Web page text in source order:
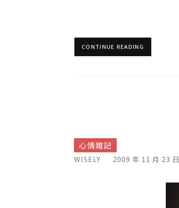
CONTINUE READING
心情雜記
WISELY 2009 年 11 月 23 日